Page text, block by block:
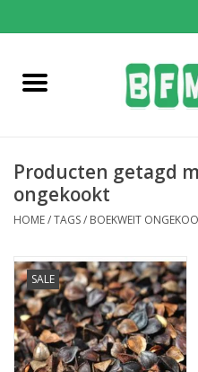
Home
Pop-Ups
Soaks & Dips
Bucket Deals
Producten getagd
ongekookt
HOME/TAGS/ BOEKWEIT
SALE